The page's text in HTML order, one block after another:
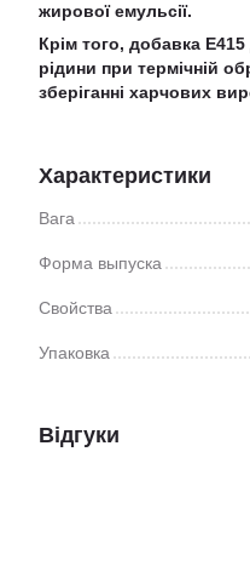
жирової емульсії.
Крім того, добавка
рідини при термічній
зберіганні харчових
Характеристики
Вага
Форма выпуска
Свойства
Упаковка
Відгуки